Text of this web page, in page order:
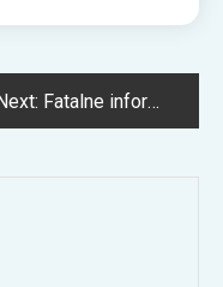
Fatalne informacje dla fanów skoków narciarskich przed konkursem w Wiśle!